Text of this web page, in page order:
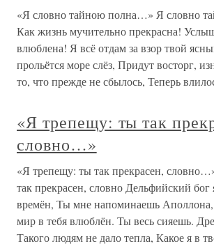
«Я словно тайною полна…» Я словно
Как жизнь мучительно прекрасна!
влюблена! Я всё отдам за взор твой
прольётся море слёз, Придут восторг,
то, что прежде не сбылось, Теперь
«Я трепещу: ты так
словно…»
«Я трепещу: ты так прекрасен,
так прекрасен, словно Дельфийский бог
времён, Ты мне напоминаешь Аполлона,
мир в тебя влюблён. Ты весь сияешь.
Такого людям не дало тепла, Какое я в